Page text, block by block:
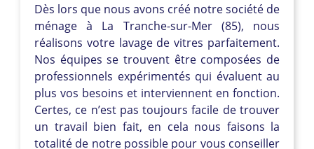
Dès lors que nous avons créé notre société de
ménage à La Tranche-sur-Mer (85), nous
réalisons votre lavage de vitres parfaitement.
Nos équipes se trouvent être composées de
professionnels expérimentés qui évaluent au
plus vos besoins et interviennent en fonction.
Certes, ce n’est pas toujours facile de trouver
un travail bien fait, en cela nous faisons la
totalité de notre possible pour vous conseiller